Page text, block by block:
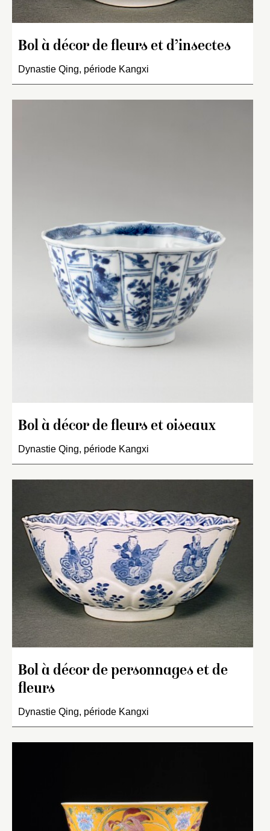
Bol à décor de fleurs et d’insectes
Dynastie Qing, période Kangxi
Bol à décor de fleurs et oiseaux
Dynastie Qing, période Kangxi
Bol à décor de personnages et de
fleurs
Dynastie Qing, période Kangxi